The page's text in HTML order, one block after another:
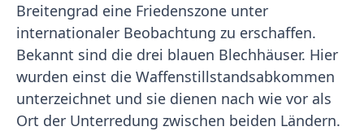
Breitengrad eine Friedenszone unter
internationaler Beobachtung zu erschaffen.
Bekannt sind die drei blauen Blechhäuser. Hier
wurden einst die Waffenstillstandsabkommen
unterzeichnet und sie dienen nach wie vor als
Ort der Unterredung zwischen beiden Ländern.